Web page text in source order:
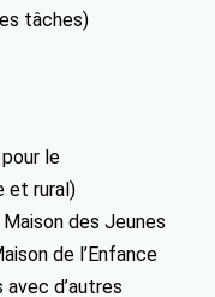
tâches)
le
et rural)
des Jeunes
de l’Enfance
d’autres